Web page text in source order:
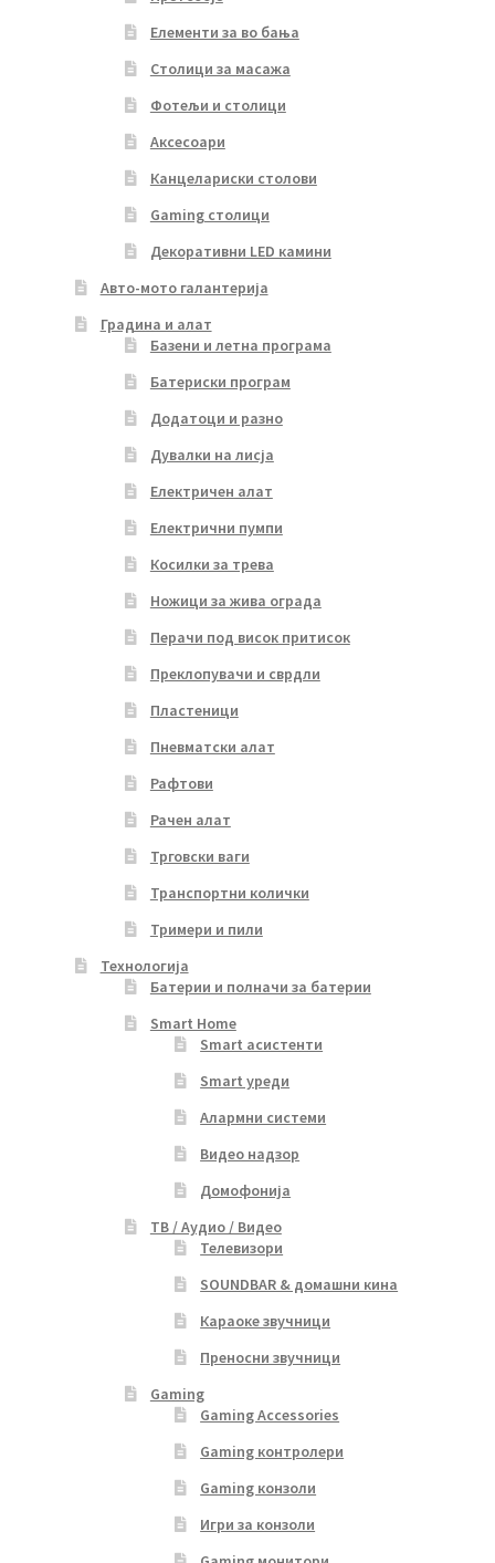
Елементи за во бања
Столици за масажа
Фотељи и столици
Аксесоари
Канцелариски столови
Gaming столици
Декоративни LED камини
Авто-мото галантерија
Градина и алат
Базени и летна програма
Батериски програм
Додатоци и разно
Дувалки на лисја
Електричен алат
Електрични пумпи
Косилки за трева
Ножици за жива ограда
Перачи под висок притисок
Преклопувачи и сврдли
Пластеници
Пневматски алат
Рафтови
Рачен алат
Трговски ваги
Транспортни колички
Тримери и пили
Технологија
Батерии и полначи за батерии
Smart Home
Smart асистенти
Smart уреди
Алармни системи
Видео надзор
Домофонија
ТВ / Аудио / Видео
Телевизори
SOUNDBAR & домашни кина
Караоке звучници
Преносни звучници
Gaming
Gaming Accessories
Gaming контролери
Gaming конзоли
Игри за конзоли